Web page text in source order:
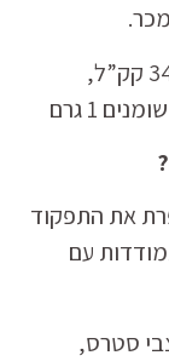
אנרגיה 343 קק”ל,
את התפקוד
עם
סטרס,